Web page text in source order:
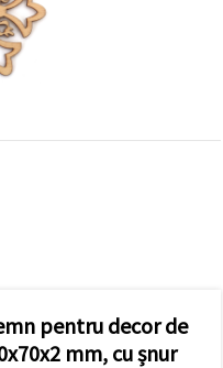
pentru decor de
mm, cu șnur